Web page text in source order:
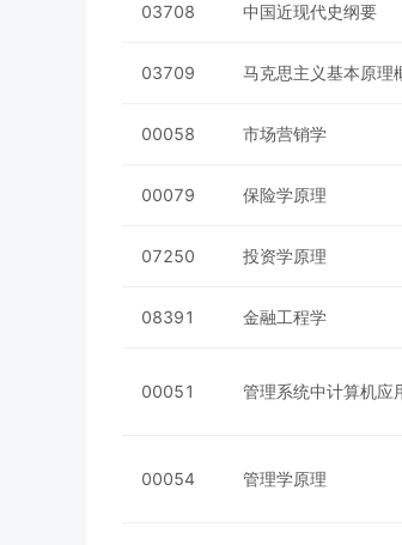
03708 中国近现代史纲要
03709 马克思主义基本原理
00058 市场营销学
00079 保险学原理
07250 投资学原理
08391 金融工程学
00051 管理系统中计算机应
00054 管理学原理